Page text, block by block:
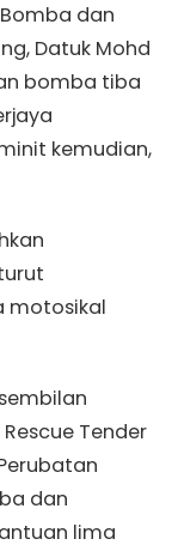
dan
Datuk Mohd
bomba tiba
kemudian,
motosikal
Tender
dan
lima